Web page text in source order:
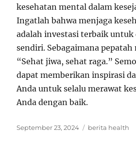
kesehatan mental dalam
Ingatlah bahwa menjaga
adalah investasi terbaik untuk
sendiri. Sebagaimana
“Sehat jiwa, sehat raga.”
dapat memberikan inspirasi
Anda untuk selalu merawat
Anda dengan baik.
Posted
September 23, 2024 Tags
berita health